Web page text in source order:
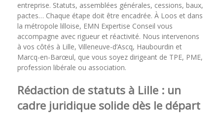
entreprise. Statuts, assemblées générales, cessions, baux,
pactes… Chaque étape doit être encadrée. À Loos et dans
la métropole lilloise, EMN Expertise Conseil vous
accompagne avec rigueur et réactivité. Nous intervenons
à vos côtés à Lille, Villeneuve-d’Ascq, Haubourdin et
Marcq-en-Barœul, que vous soyez dirigeant de TPE, PME,
profession libérale ou association.
Rédaction de statuts à Lille : un
cadre juridique solide dès le départ